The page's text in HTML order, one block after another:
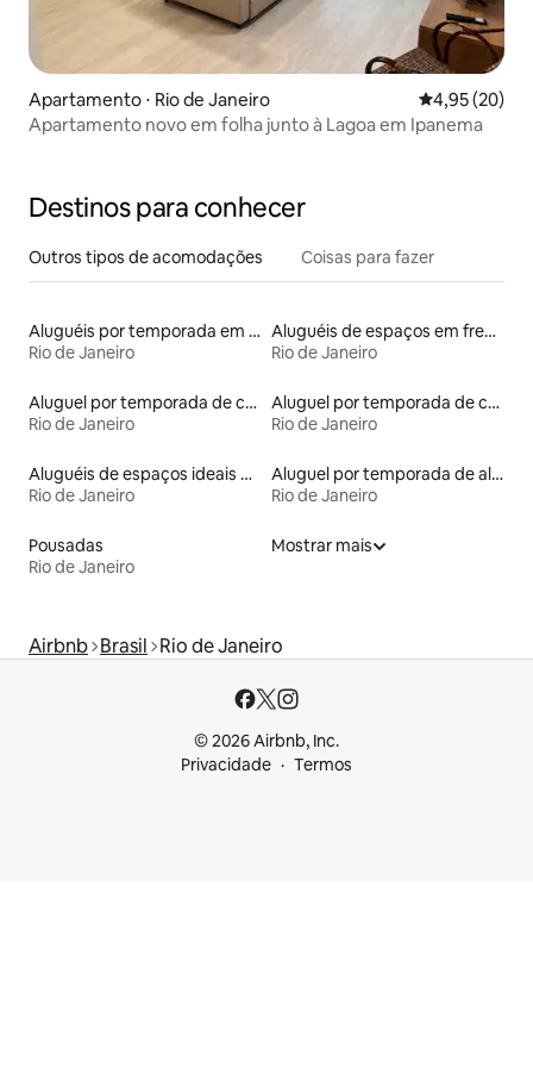
Apartamento ⋅ Rio de Janeiro 4,95 de uma
4,95 (20)
Apartamento novo em folha junto à Lagoa em Ipanema
Destinos para conhecer
Outros tipos de acomodações Coisas para fazer
Aluguéis por temporada em resorts
Rio de Janeiro
Aluguéis de espaços em frente à praia
Rio de Janeiro
Aluguel por temporada de casas na árvore
Rio de Janeiro
Aluguel por temporada de casas de veraneio
Rio de Janeiro
Aluguéis de espaços ideais para famílias
Rio de Janeiro
Aluguel por temporada de alojamentos ecológicos
Rio de Janeiro
Pousadas
Rio de Janeiro
Mostrar mais
Airbnb Brasil Rio de Janeiro
© 2026 Airbnb, Inc.
Privacidade
Termos